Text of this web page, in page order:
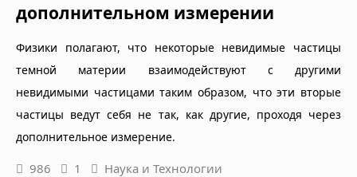
дополнительном измерении
Физики полагают, что некоторые невидимые частицы
темной материи взаимодействуют с другими
невидимыми частицами таким образом, что эти вторые
частицы ведут себя не так, как другие, проходя через
дополнительное измерение.
986 1 Наука и Технологии